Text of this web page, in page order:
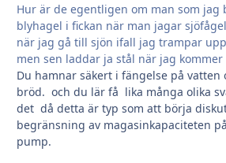
Hur är de egentligen om man som jag
blyhagel i fickan när man jagar
när jag gå till sjön ifall jag trampar
men sen laddar ja stål när jag
Du hamnar säkert i fängelse på vatten
bröd. och du lär få lika många olika
det då detta är typ som att börja
begränsning av magasinkapaciteten
pump.